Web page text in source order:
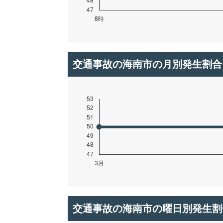
交通事故の海南市の月別発生割合
交通事故の海南市の曜日別発生